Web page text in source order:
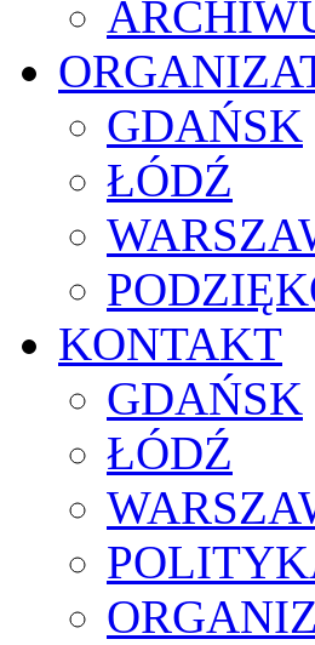
GDAŃSK
ŁÓDŹ
KONTAKT
GDAŃSK
ŁÓDŹ